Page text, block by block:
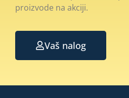
proizvode na akciji.
Vaš nalog